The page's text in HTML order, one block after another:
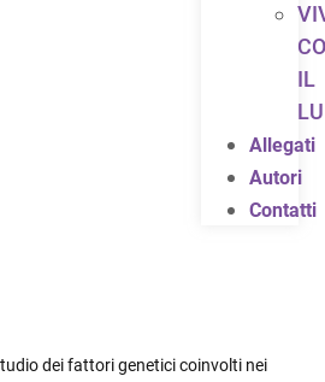
IL
Allegati
Autori
Contatti
dei fattori genetici coinvolti nei